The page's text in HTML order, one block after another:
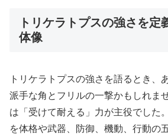
トリケラトプスの強さを定
体像
トリケラトプスの強さを語るとき、
派手な角とフリルの一撃かもしれま
は「受けて耐える」力が主役でした
を体格や武器、防御、機動、行動の